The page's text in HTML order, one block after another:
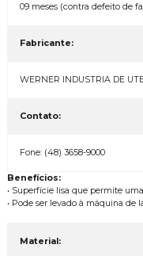
09 meses (contra defeito de
Fabricante:
WERNER INDUSTRIA DE
Contato:
Fone: (48) 3658-9000
Benefícios:
• Superfície lisa que permite
• Pode ser levado à máquina de
Material: